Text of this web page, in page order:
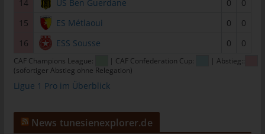
14
US Ben Guerdane 0
0
15
ES Métlaoui 0
0
16
ESS Sousse 0 0
CAF Champions League: | CAF Confederation Cup:
| Abstieg::
(sofortiger Abstieg ohne Relegation)
Ligue 1 Pro im Überblick
News tunesienexplorer.de
Personen, die unter der unmittelbaren Verantwortung des
Verantwortlichen oder des Auftragsverarbeiters befugt sind, die
personenbezogenen Daten zu verarbeiten.
k) Einwilligung
Einwilligung ist jede von der betroffenen Person freiwillig für den
bestimmten Fall in informierter Weise und unmissverständlich
einer sonstigen eindeutigen bestätigenden Handlung, mit der
die betroffene Person zu verstehen gibt, dass sie mit der